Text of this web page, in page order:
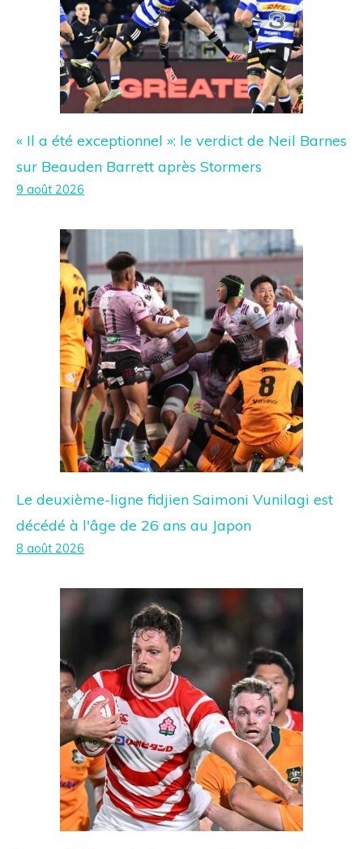
« Il a été exceptionnel »: le verdict de Neil Barnes
sur Beauden Barrett après Stormers
9 août 2026
Le deuxième-ligne fidjien Saimoni Vunilagi est
décédé à l'âge de 26 ans au Japon
8 août 2026